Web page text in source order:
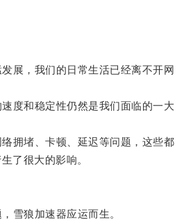
，我们的日常生活已经离不开网
和稳定性仍然是我们面临的一大
堵、卡顿、延迟等问题，这些都
了很大的影响。
狼加速器应运而生。